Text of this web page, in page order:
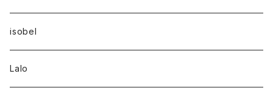
isobel
Lalo